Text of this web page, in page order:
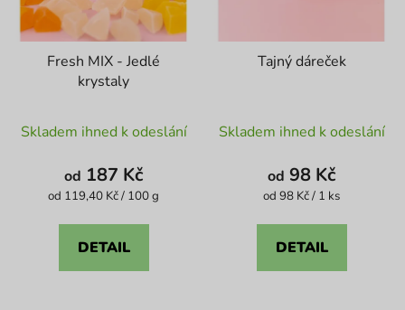
Fresh MIX - Jedlé
krystaly
hodnocení
produktu
je
z
Skladem ihned k odeslání
od 187 Kč
Měrná
od 119,40 Kč / 100 g
DETAIL
Tajný dáreček
hodnocení
produktu
je
z
Skladem ihned k odeslání
od 98 Kč
Měrná
od 98 Kč / 1 ks
DETAIL